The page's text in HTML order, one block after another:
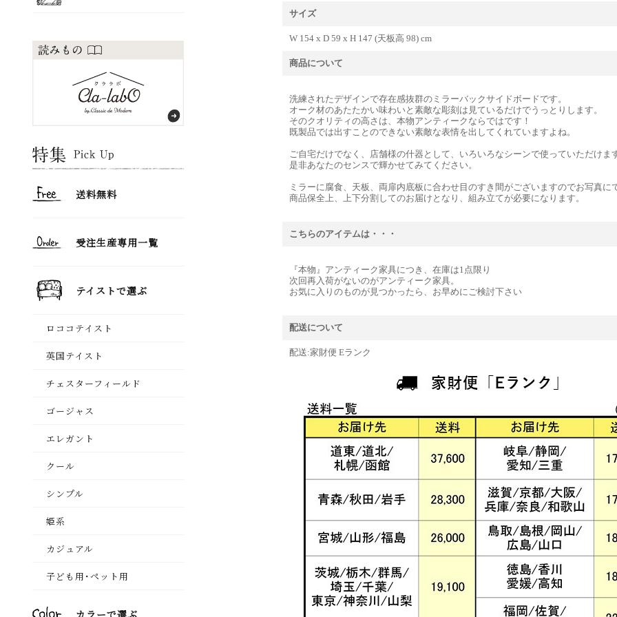
サイズ
W 154 x D 59 x H 147 (天板高 98) cm
商品について
洗練されたデザインで存在感抜群のミラーバックサイドボードです。
オーク材のあたたかい味わいと素敵な彫刻は見ているだけでうっとりします。
そのクオリティの高さは、本物アンティークならではです！
既製品では出すことのできない素敵な表情を出してくれていますよね。
ご自宅だけでなく、店舗様の什器として、いろいろなシーンで使っていただけます
是非あなたのセンスで輝かせてみてください。
ミラーに腐食、天板、両扉内底板に合わせ目のすき間がございますのでお写真に
商品保全上、上下分割してのお届けとなり、組み立てが必要になります。
こちらのアイテムは・・・
『本物』アンティーク家具につき、在庫は1点限り
次回再入荷がないのがアンティーク家具。
お気に入りのものが見つかったら、お早めにご検討下さい
配送について
配送:家財便 Eランク